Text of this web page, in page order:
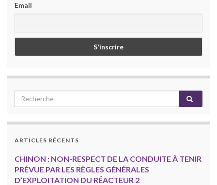
Email
ARTICLES RÉCENTS
CHINON : NON-RESPECT DE LA CONDUITE À TENIR
PRÉVUE PAR LES RÈGLES GÉNÉRALES
D’EXPLOITATION DU RÉACTEUR 2